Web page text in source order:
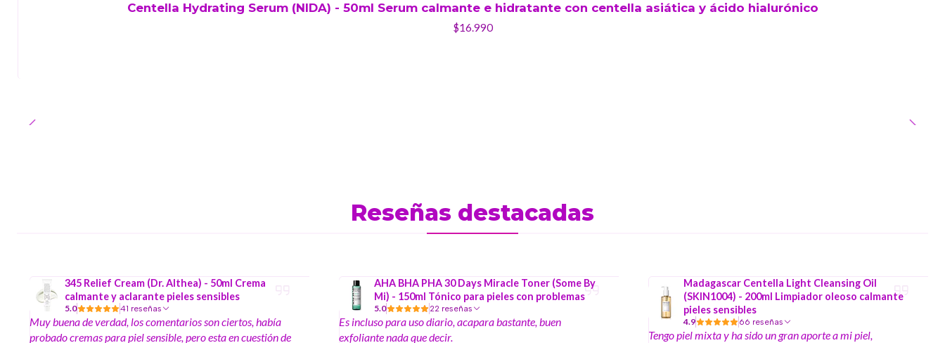
Centella Hydrating Serum (NIDA) - 50ml Serum calmante e hidratante con centella asiática y ácido hialurónico
$16.990
Reseñas destacadas
345 Relief Cream (Dr. Althea) - 50ml Crema
calmante y aclarante pieles sensibles
5.0 41 reseñas
Muy buena de verdad, los comentarios son ciertos, había
probado cremas para piel sensible, pero esta en cuestión de
AHA BHA PHA 30 Days Miracle Toner (Some By
Mi) - 150ml Tónico para pieles con problemas
5.0 22 reseñas
Es incluso para uso diario, acapara bastante, buen
exfoliante nada que decir.
Madagascar Centella Light Cleansing Oil
(SKIN1004) - 200ml Limpiador oleoso calmante
pieles sensibles
4.9 66 reseñas
Tengo piel mixta y ha sido un gran aporte a mi piel,